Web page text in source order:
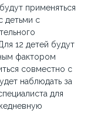
применяться
детьми с
12 детей будут
фактором
совместно с
наблюдать за
для